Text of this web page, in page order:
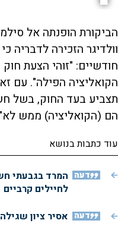
הביקורת הופנתה אל
וולדיגר הזכירה לדבריה
חודשיים: "זוהי הצעת
הקואליציה הפילה". עם
תצביע בעד החוק, בשל
הם (הקואליציה) ממש
עוד כתבות בנושא
דעה המרד בגבעתי
לחיילים קרביים
דעה אסיר ציון